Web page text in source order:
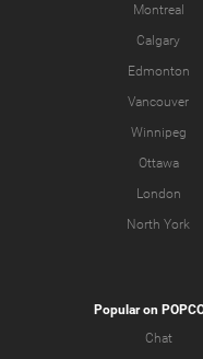
Montreal
Calgary
Edmonton
Vancouver
Winnipeg
Ottawa
London
North York
Popular on
Chat